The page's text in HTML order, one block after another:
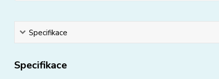
Specifikace
Specifikace